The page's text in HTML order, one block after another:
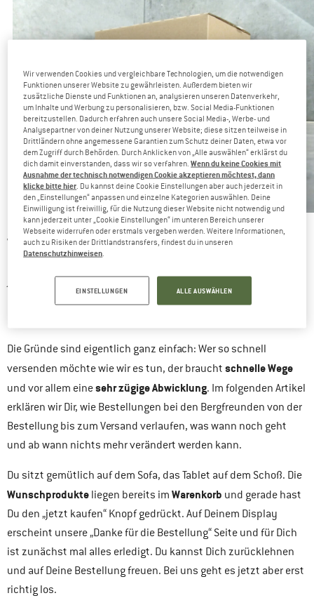
Segen und Fluch des schnellen Onlinehandels
Wir bekommen mehrfach täglich die Frage gestellt, ob wir nicht
noch schnell etwas zusätzlich ins Paket legen können. Und
jedes mal sind die Kunden sehr erstaunt, wenn wir ihnen (in
den meisten Fällen) sagen müssen, dass es nicht geht. Hier
Die Gründe sind eigentlich ganz einfach: Wer so schnell
versenden möchte wie wir es tun, der braucht schnelle Wege
und vor allem einesehr zügige Abwicklung. Im folgenden Artikel
erklären wir Dir, wie Bestellungen bei den Bergfreunden von der
Bestellung bis zum Versand verlaufen, was wann noch geht
und ab wann nichts mehr verändert werden kann.
Du sitzt gemütlich auf dem Sofa, das Tablet auf dem Schoß. Die
Wunschprodukte liegen bereits im Warenkorb und gerade hast
Du den „jetzt kaufen“ Knopf gedrückt. Auf Deinem Display
erscheint unsere „Danke für die Bestellung“ Seite und für Dich
ist zunächst mal alles erledigt. Du kannst Dich zurücklehnen
und auf Deine Bestellung freuen. Bei uns geht es jetzt aber erst
richtig los.
Wir verwenden Cookies und vergleichbare Technologien, um die notwendigen
Funktionen unserer Website zu gewährleisten. Außerdem bieten wir
zusätzliche Dienste und Funktionen an, analysieren unseren Datenverkehr,
um Inhalte und Werbung zu personalisieren, bzw. Social Media-Funktionen
bereitzustellen. Dadurch erfahren auch unsere Social Media-, Werbe- und
Analysepartner von deiner Nutzung unserer Website; diese sitzen teilweise in
Drittländern ohne angemessene Garantien zum Schutz deiner Daten, etwa vor
dem Zugriff durch Behörden. Durch Anklicken von „Alle auswählen“ erklärst du
dich damit einverstanden, dass wir so verfahren.Wenn du keine Cookies mit
Ausnahme der technisch notwendigen Cookie akzeptieren möchtest, dann
klicke bitte hier . Du kannst deine Cookie Einstellungen aber auch jederzeit in
den „Einstellungen“ anpassen und einzelne Kategorien auswählen. Deine
Einwilligung ist freiwillig, für die Nutzung dieser Website nicht notwendig und
kann jederzeit unter „Cookie Einstellungen“ im unteren Bereich unserer
Webseite widerrufen oder erstmals vergeben werden. Weitere Informationen,
auch zu Risiken der Drittlandstransfers, findest du in unseren
Datenschutzhinweisen
EINSTELLUNGEN ALLE AUSWÄHLEN